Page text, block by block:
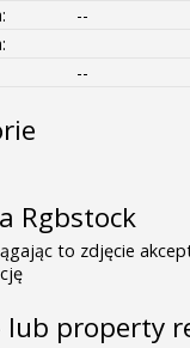
--
--
Rgbstock
to zdjęcie
lub property